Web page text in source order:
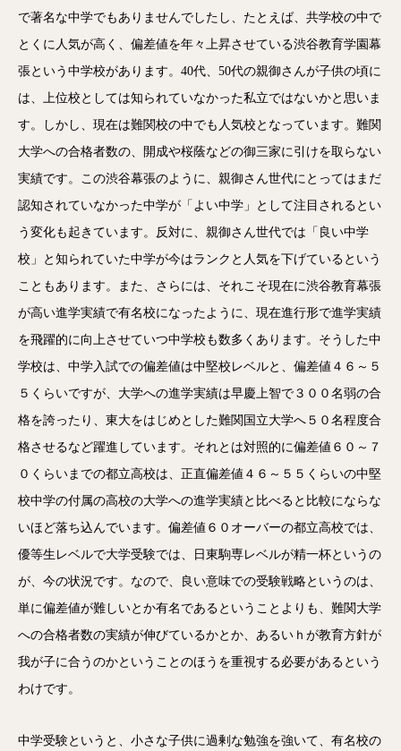
で著名な中学でもありませんでしたし、たとえば、共学校の中で
とくに人気が高く、偏差値を年々上昇させている渋谷教育学園幕
張という中学校があります。40代、50代の親御さんが子供の頃に
は、上位校としては知られていなかった私立ではないかと思いま
す。しかし、現在は難関校の中でも人気校となっています。難関
大学への合格者数の、開成や桜蔭などの御三家に引けを取らない
実績です。この渋谷幕張のように、親御さん世代にとってはまだ
認知されていなかった中学が「よい中学」として注目されるとい
う変化も起きています。反対に、親御さん世代では「良い中学
校」と知られていた中学が今はランクと人気を下げているという
こともあります。また、さらには、それこそ現在に渋谷教育幕張
が高い進学実績で有名校になったように、現在進行形で進学実績
を飛躍的に向上させていつ中学校も数多くあります。そうした中
学校は、中学入試での偏差値は中堅校レベルと、偏差値４６～５
５くらいですが、大学への進学実績は早慶上智で３００名弱の合
格を誇ったり、東大をはじめとした難関国立大学へ５０名程度合
格させるなど躍進しています。それとは対照的に偏差値６０～７
０くらいまでの都立高校は、正直偏差値４６～５５くらいの中堅
校中学の付属の高校の大学への進学実績と比べると比較にならな
いほど落ち込んでいます。偏差値６０オーバーの都立高校では、
優等生レベルで大学受験では、日東駒専レベルが精一杯というの
が、今の状況です。なので、良い意味での受験戦略というのは、
単に偏差値が難しいとか有名であるということよりも、難関大学
への合格者数の実績が伸びているかとか、あるいｈが教育方針が
我が子に合うのかということのほうを重視する必要があるという
わけです。
中学受験というと、小さな子供に過剰な勉強を強いて、有名校の